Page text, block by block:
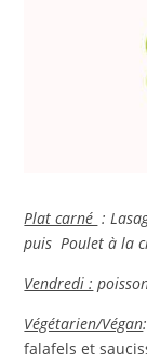
Plat carné :
puis Poulet à la
Vendredi :
Végétarien/Végan
falafels et